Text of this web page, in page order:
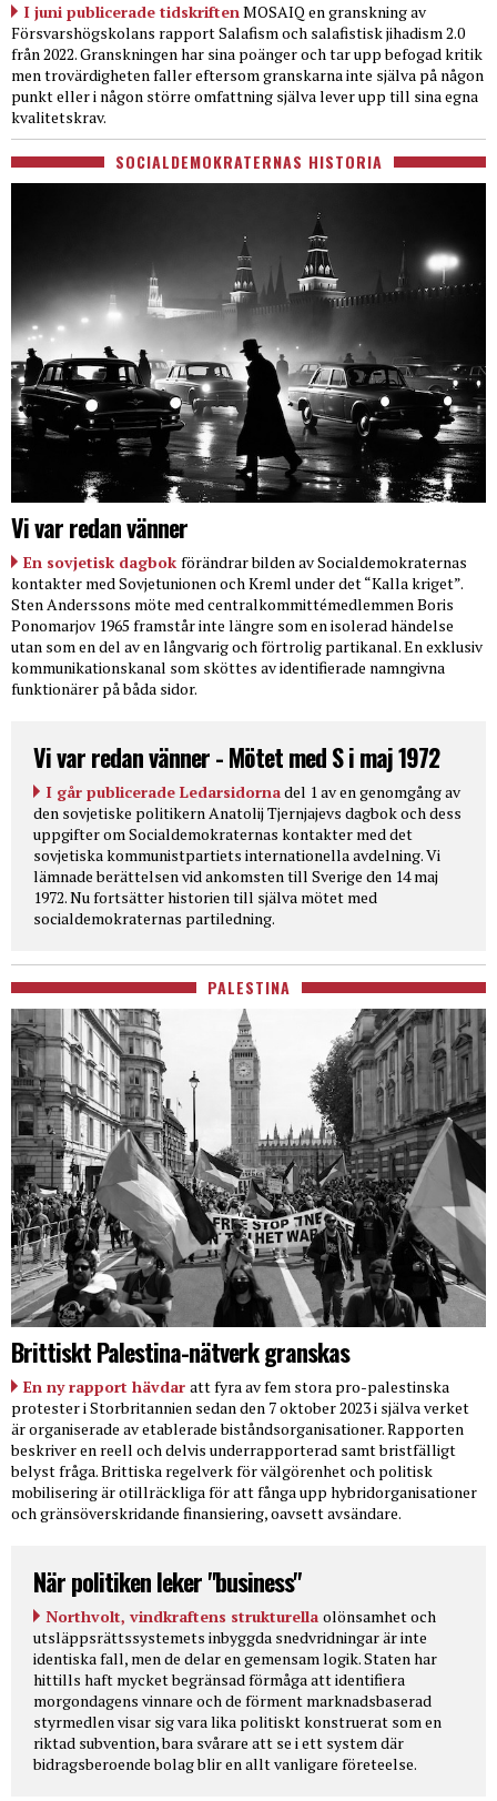
I juni publicerade tidskriftenMOSAIQ en granskning av
Försvarshögskolans rapport Salafism och salafistisk jihadism 2.0
från 2022. Granskningen har sina poänger och tar upp befogad kritik
men trovärdigheten faller eftersom granskarna inte själva på någon
punkt eller i någon större omfattning själva lever upp till sina egna
kvalitetskrav.
SOCIALDEMOKRATERNAS HISTORIA
Vi var redan vänner
En sovjetisk dagbok förändrar bilden av Socialdemokraternas
kontakter med Sovjetunionen och Kreml under det “Kalla kriget”.
Sten Anderssons möte med centralkommittémedlemmen Boris
Ponomarjov 1965 framstår inte längre som en isolerad händelse
utan som en del av en långvarig och förtrolig partikanal. En exklusiv
kommunikationskanal som sköttes av identifierade namngivna
funktionärer på båda sidor.
Vi var redan vänner - Mötet med S i maj 1972
I går publicerade Ledarsidornadel 1 av en genomgång av
den sovjetiske politikern Anatolij Tjernjajevs dagbok och dess
uppgifter om Socialdemokraternas kontakter med det
sovjetiska kommunistpartiets internationella avdelning. Vi
lämnade berättelsen vid ankomsten till Sverige den 14 maj
1972. Nu fortsätter historien till själva mötet med
socialdemokraternas partiledning.
PALESTINA
Brittiskt Palestina-nätverk granskas
En ny rapport hävdar att fyra av fem stora pro-palestinska
protester i Storbritannien sedan den 7 oktober 2023 i själva verket
är organiserade av etablerade biståndsorganisationer. Rapporten
beskriver en reell och delvis underrapporterad samt bristfälligt
belyst fråga. Brittiska regelverk för välgörenhet och politisk
mobilisering är otillräckliga för att fånga upp hybridorganisationer
och gränsöverskridande finansiering, oavsett avsändare.
När politiken leker "business"
Northvolt, vindkraftens strukturella olönsamhet och
utsläppsrättssystemets inbyggda snedvridningar är inte
identiska fall, men de delar en gemensam logik. Staten har
hittills haft mycket begränsad förmåga att identifiera
morgondagens vinnare och de förment marknadsbaserad
styrmedlen visar sig vara lika politiskt konstruerat som en
riktad subvention, bara svårare att se i ett system där
bidragsberoende bolag blir en allt vanligare företeelse.